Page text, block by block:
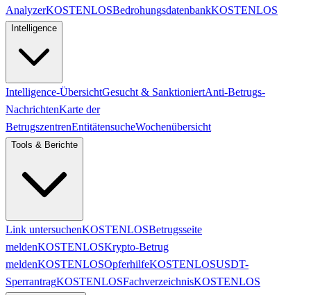
AnalyzerKOSTENLOSBedrohungsdatenbankKOSTENLOS
Intelligence
Intelligence-ÜbersichtGesucht & SanktioniertAnti-Betrugs-
NachrichtenKarte der
BetrugszentrenEntitätensucheWochenübersicht
Tools & Berichte
Link untersuchenKOSTENLOSBetrugsseite
meldenKOSTENLOSKrypto-Betrug
meldenKOSTENLOSOpferhilfeKOSTENLOSUSDT-
SperrantragKOSTENLOSFachverzeichnisKOSTENLOS